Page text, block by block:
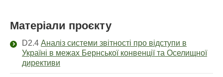
Матеріали проєкту
D2.4 Аналіз системи звітності про відступи в
Україні в межах Бернської конвенції та Оселищної
директиви